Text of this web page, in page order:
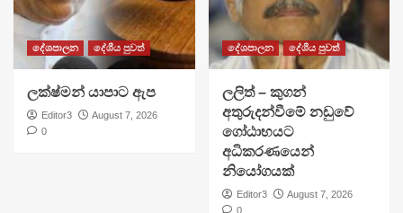
දේශපාලන දේශීය පුවත්
ලක්ෂ්මන් යාපාට ඇප
Editor3
August 7, 2026
0
දේශපාලන දේශීය පුවත්
ලලිත් – කුගන්
අතුරුදන්වීමේ නඩුවේ
ගෝඨාභයට
අධිකරණයෙන්
නියෝගයක්
Editor3
August 7, 2026
0